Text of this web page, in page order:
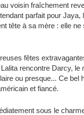
voisin fraîchement
parfait pour Jaya,
tête à sa mère : elle
fêtes
rencontre Darcy, le
ou presque... Ce bel
et fiancé.
sous le